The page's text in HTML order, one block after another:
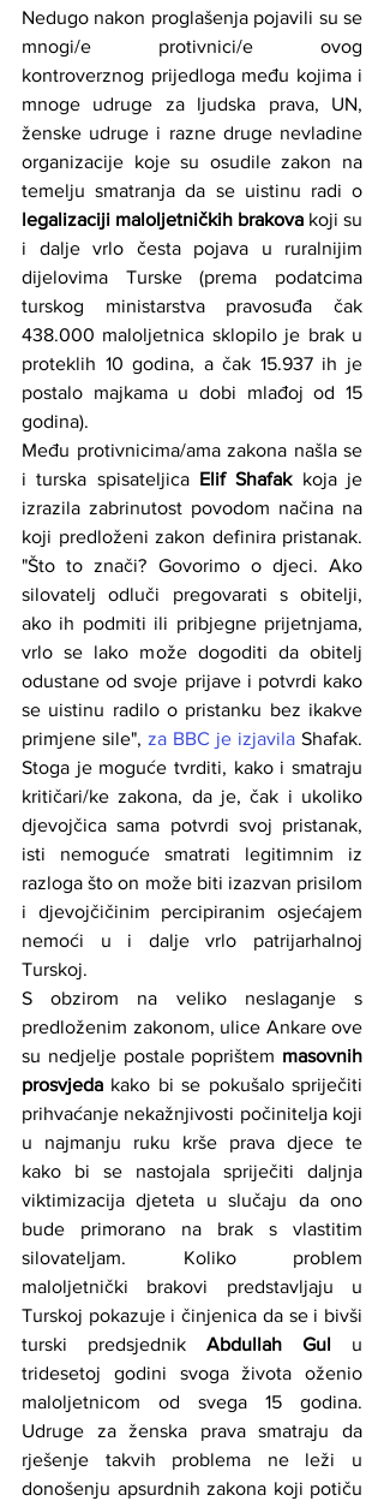
Nedugo nakon proglašenja pojavili su se
mnogi/e protivnici/e ovog
kontroverznog prijedloga među kojima i
mnoge udruge za ljudska prava, UN,
ženske udruge i razne druge nevladine
organizacije koje su osudile zakon na
legalizaciji maloljetničkih brakova koji su
i dalje vrlo česta pojava u ruralnijim
dijelovima Turske (prema podatcima
turskog ministarstva pravosuđa čak
438.000 maloljetnica sklopilo je brak u
proteklih 10 godina, a čak 15.937 ih je
postalo majkama u dobi mlađoj od 15
godina).
Među protivnicima/ama zakona našla se
i turska spisateljica Elif Shafak koja je
izrazila zabrinutost povodom načina na
koji predloženi zakon definira pristanak.
"Što to znači? Govorimo o djeci. Ako
silovatelj odluči pregovarati s obitelji,
ako ih podmiti ili pribjegne prijetnjama,
vrlo se lako može dogoditi da obitelj
odustane od svoje prijave i potvrdi kako
se uistinu radilo o pristanku bez ikakve
primjene sile", za BBC je izjavila Shafak.
Stoga je moguće tvrditi, kako i smatraju
kritičari/ke zakona, da je, čak i ukoliko
djevojčica sama potvrdi svoj pristanak,
isti nemoguće smatrati legitimnim iz
razloga što on može biti izazvan prisilom
i djevojčičinim percipiranim osjećajem
nemoći u i dalje vrlo patrijarhalnoj
Turskoj.
S obzirom na veliko neslaganje s
predloženim zakonom, ulice Ankare ove
su nedjelje postale poprištem masovnih
prosvjeda kako bi se pokušalo spriječiti
prihvaćanje nekažnjivosti počinitelja koji
u najmanju ruku krše prava djece te
kako bi se nastojala spriječiti daljnja
viktimizacija djeteta u slučaju da ono
bude primorano na brak s vlastitim
silovateljam. Koliko problem
maloljetnički brakovi predstavljaju u
Turskoj pokazuje i činjenica da se i bivši
turski predsjednik Abdullah Gul u
tridesetoj godini svoga života oženio
maloljetnicom od svega 15 godina.
Udruge za ženska prava smatraju da
rješenje takvih problema ne leži u
donošenju apsurdnih zakona koji potiču